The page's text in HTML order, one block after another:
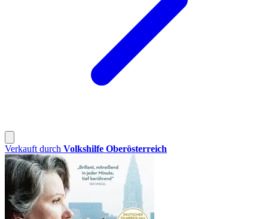
Verkauft durch Volkshilfe Oberösterreich